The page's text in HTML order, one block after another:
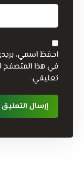
احفظ اسمي،
في هذا المتصفح
تعليقي.
إرسال التعليق